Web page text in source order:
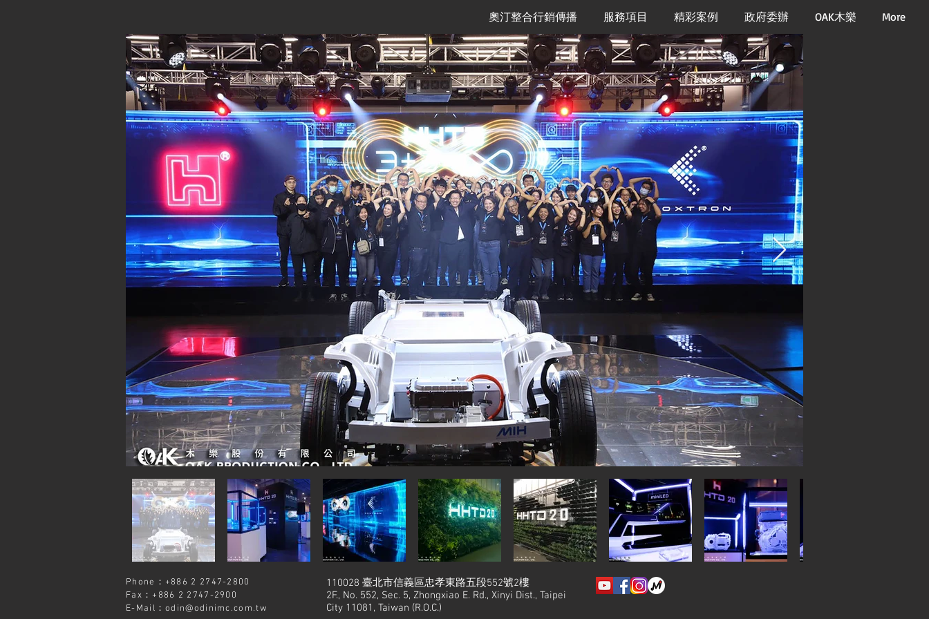
奧汀整合行銷傳播 服務項目 精彩案例 政府委辦 OAK木樂 More
Phone：+886 2 2747-2800
Fax：+886 2 2747-2900
E-Mail：odin@odinimc.com.tw
110028 臺北市信義區忠孝東路五段552號2樓
2F., No. 552, Sec. 5, Zhongxiao E. Rd., Xinyi Dist., Taipei
City 11081, Taiwan (R.O.C.)